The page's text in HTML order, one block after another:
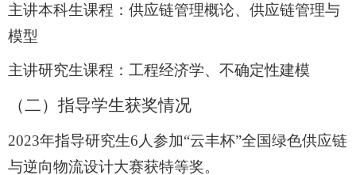
主讲本科生课程：供应链管理概论、供应链管理与
模型
主讲研究生课程：工程经济学、不确定性建模
（二） 指导学生获奖情况
2023年指导研究生6 人参加“云丰杯”全国绿色供应链
与逆向物流设计大赛获特等奖。